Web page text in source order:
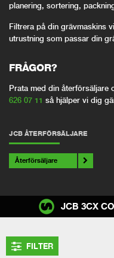
planering, sortering,
Filtrera på din grävmaskins
utrustning som passar din
FRÅGOR?
Prata med din återförsäljare
626 07 11 så hjälper vi dig
JCB ÅTERFÖRSÄLJARE
Återförsäljare
FILTER
JCB 3CX